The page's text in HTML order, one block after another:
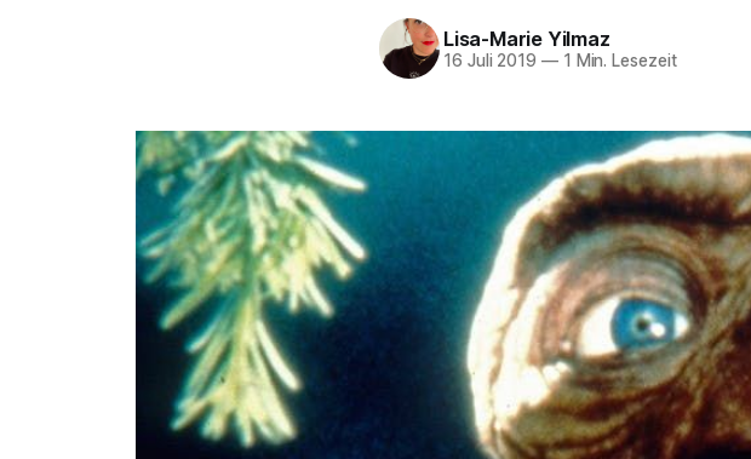
Lisa-Marie Yilmaz
16 Juli 2019 —1 Min. Lesezeit